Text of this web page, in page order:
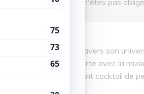
le soir même.
propose de vivre à travers son
un large public, qui flirte avec la
du monde. Un savant cocktail de
réel, devant vous!